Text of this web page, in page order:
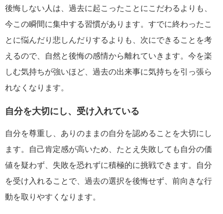
後悔しない人は、過去に起こったことにこだわるよりも、
今この瞬間に集中する習慣があります。すでに終わったこ
とに悩んだり悲しんだりするよりも、次にできることを考
えるので、自然と後悔の感情から離れていきます。今を楽
しむ気持ちが強いほど、過去の出来事に気持ちを引っ張ら
れなくなります。
自分を大切にし、受け入れている
自分を尊重し、ありのままの自分を認めることを大切にし
ます。自己肯定感が高いため、たとえ失敗しても自分の価
値を疑わず、失敗を恐れずに積極的に挑戦できます。自分
を受け入れることで、過去の選択を後悔せず、前向きな行
動を取りやすくなります。